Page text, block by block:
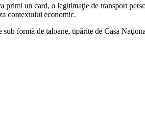
un card, o legitimaţie de transport
contextului economic.
formă de taloane, tipărite de Casa